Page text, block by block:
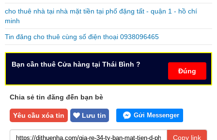
cho thuê nhà tại nhà mặt tiền tại phố đặng tất - quận 1 - hồ chí
minh
Tin đăng cho thuê cùng số điện thoại 0938096465
Đúng
Bạn cần thuê Cửa hàng tại Thái Bình ?
Chia sẻ tin đăng đến bạn bè
Yêu cầu xóa tin Lưu tin Gửi Messenger
Copy link